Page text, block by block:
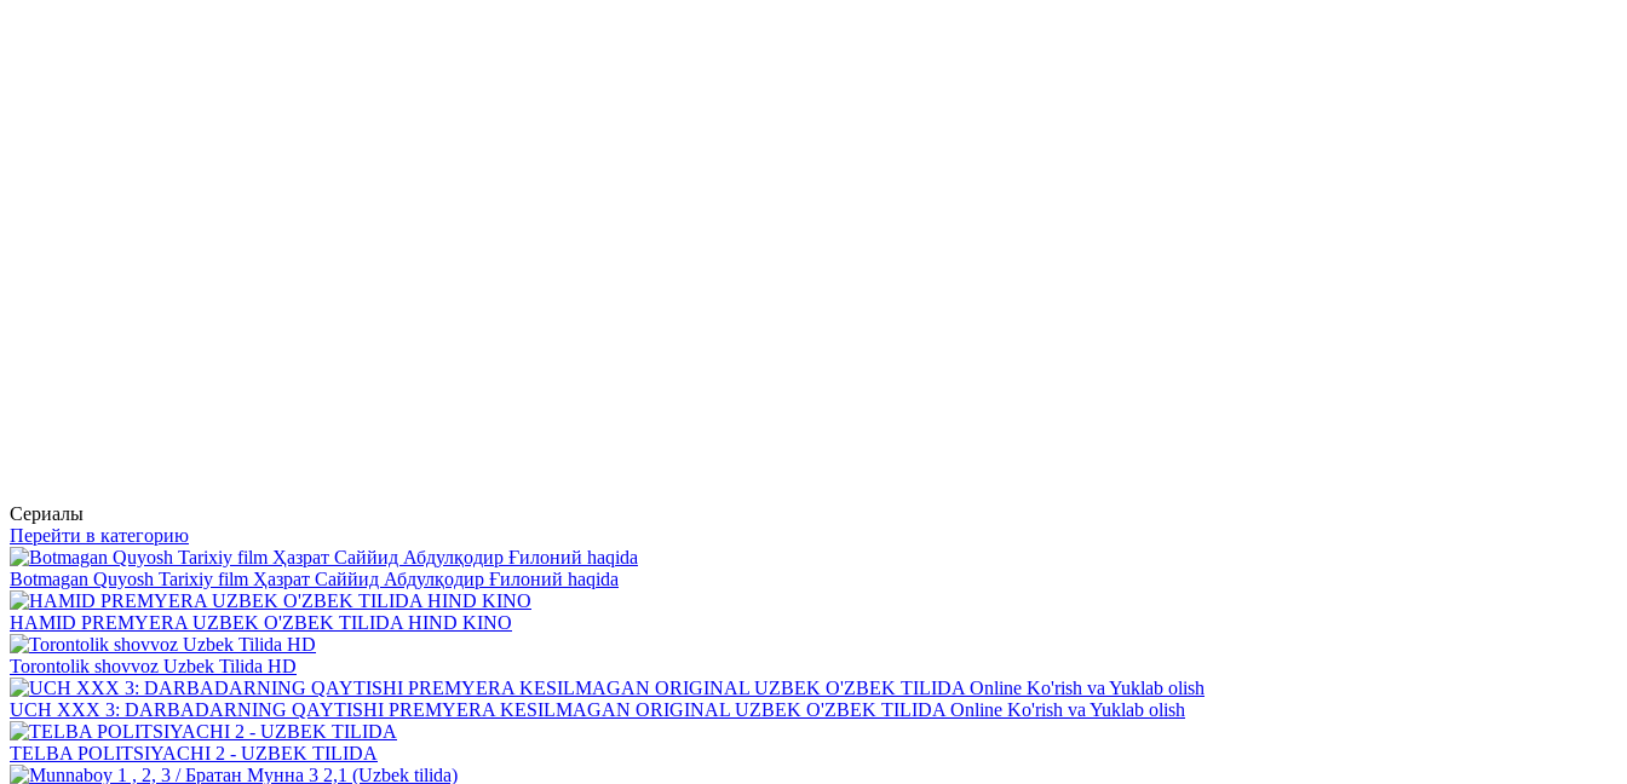
Сериалы
Перейти в категорию
Botmagan Quyosh Tarixiy film Ҳазрат Саййид Абдулқодир Ғилоний haqida
HAMID PREMYERA UZBEK O'ZBEK TILIDA HIND KINO
Torontolik shovvoz Uzbek Tilida HD
UCH XXX 3: DARBADARNING QAYTISHI PREMYERA KESILMAGAN ORIGINAL UZBEK O'ZBEK TILIDA Online Ko'rish va Yuklab olish
TELBA POLITSIYACHI 2 - UZBEK TILIDA